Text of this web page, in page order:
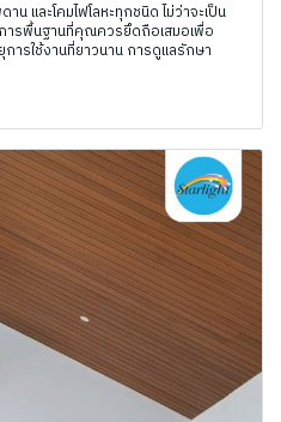
และโคมไฟโลหะทุกชนิด ไม่ว่าจะเป็น
ารพื้นฐานที่คุณควรยึดถือเสมอเพื่อ
ารใช้งานที่ยาวนาน การดูแลรักษา